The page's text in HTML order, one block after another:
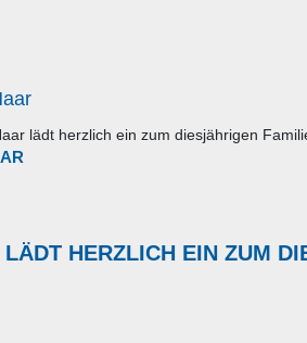
lädt herzlich ein zum diesjährigen
HERZLICH EIN ZUM